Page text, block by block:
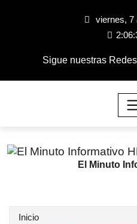
viernes, 7
Sigue nuestras
El Minuto
Inicio